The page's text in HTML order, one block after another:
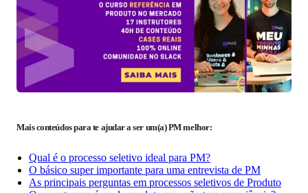
Mais conteúdos para te ajudar a ser um(a) PM melhor:
Qual é o processo seletivo ideal para PM?
O básico super importante para uma entrevista de PM
As principais perguntas em processos seletivos de Produto